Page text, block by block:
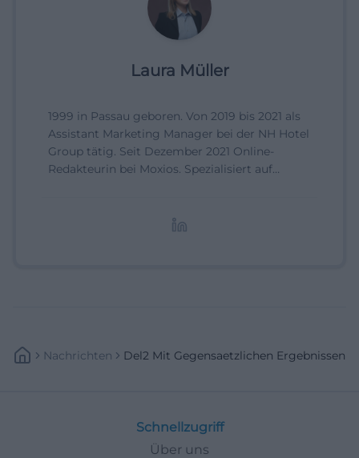
Laura Müller
1999 in Passau geboren. Von 2019 bis 2021 als
Assistant Marketing Manager bei der NH Hotel
Group tätig. Seit Dezember 2021 Online-
Redakteurin bei Moxios. Spezialisiert auf
Nachrichten Del2 Mit Gegensaetzlichen Ergebnissen
Schnellzugriff
Über uns